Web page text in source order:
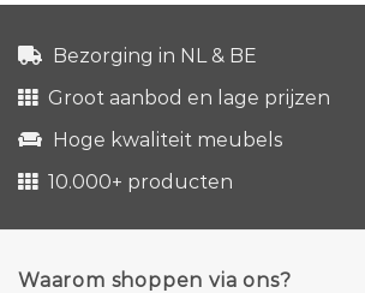
Bezorging in NL & BE
Groot aanbod en lage prijzen
Hoge kwaliteit meubels
10.000+ producten
Waarom shoppen via ons?